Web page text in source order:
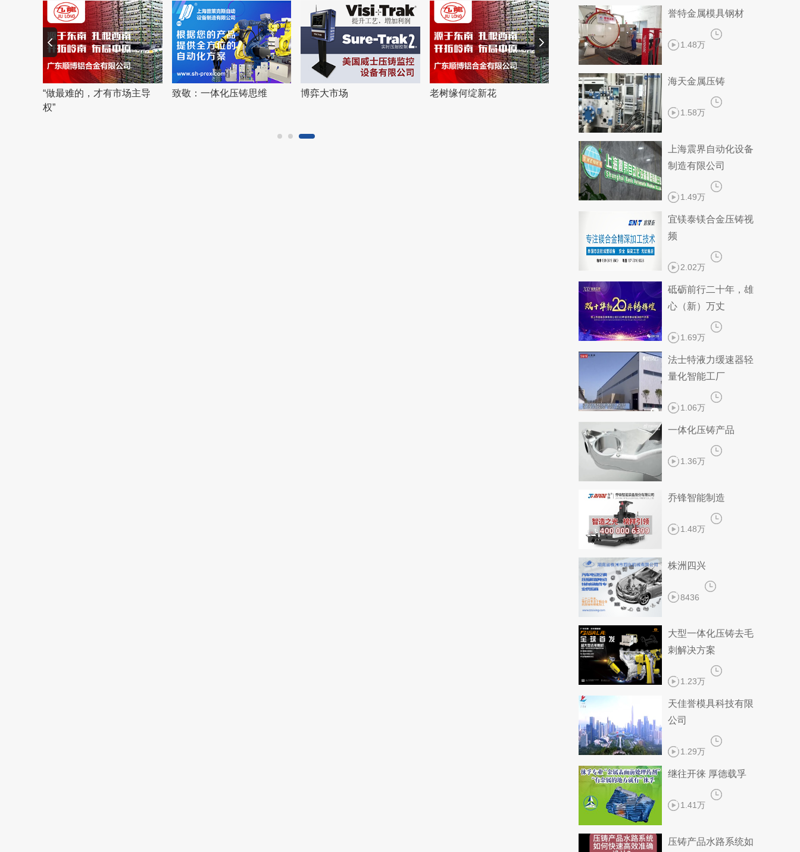
一体化压铸思维 ​博弈大市场 ​老树缘何绽新花 ​格局在不拘一格中 ​丢了西瓜…… ​感恩“标准化”
誉特金属模具钢材
1.48万
海天金属压铸
1.58万
上海震界自动化设备
制造有限公司
1.49万
宜镁泰镁合金压铸视
频
2.02万
砥砺前行二十年，雄
心（新）万丈
1.69万
法士特液力缓速器轻
量化智能工厂
1.06万
一体化压铸产品
1.36万
乔锋智能制造
1.48万
株洲四兴
8436
大型一体化压铸去毛
刺解决方案
1.23万
天佳誉模具科技有限
公司
1.29万
继往开徕 厚德载孚
1.41万
压铸产品水路系统如